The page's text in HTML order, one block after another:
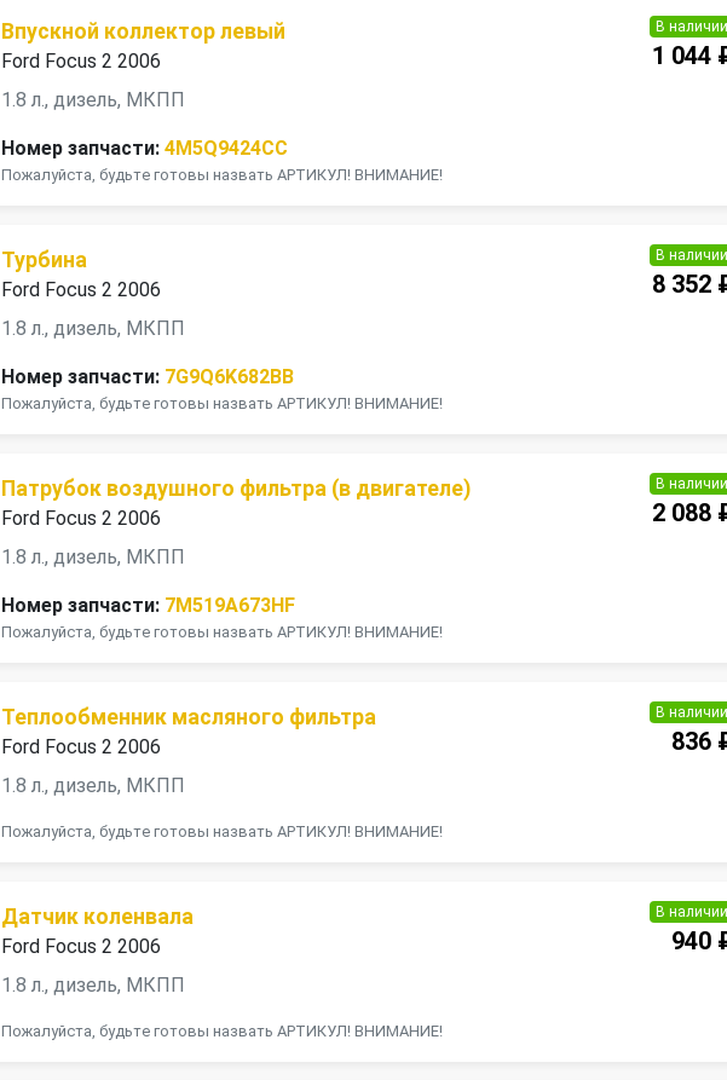
Впускной коллектор левый
Ford Focus 2 2006
1.8 л., дизель, МКПП
Номер запчасти: 4M5Q9424CC
Пожалуйста, будьте готовы назвать АРТИКУЛ! ВНИМАНИЕ!
В наличии
1 044
Турбина
Ford Focus 2 2006
1.8 л., дизель, МКПП
Номер запчасти: 7G9Q6K682BB
Пожалуйста, будьте готовы назвать АРТИКУЛ! ВНИМАНИЕ!
В наличии
8 352
Патрубок воздушного фильтра (в двигателе)
Ford Focus 2 2006
1.8 л., дизель, МКПП
Номер запчасти: 7M519A673HF
Пожалуйста, будьте готовы назвать АРТИКУЛ! ВНИМАНИЕ!
В наличии
2 088
Теплообменник масляного фильтра
Ford Focus 2 2006
1.8 л., дизель, МКПП
Пожалуйста, будьте готовы назвать АРТИКУЛ! ВНИМАНИЕ!
В наличии
836
Датчик коленвала
Ford Focus 2 2006
1.8 л., дизель, МКПП
Пожалуйста, будьте готовы назвать АРТИКУЛ! ВНИМАНИЕ!
В наличии
940